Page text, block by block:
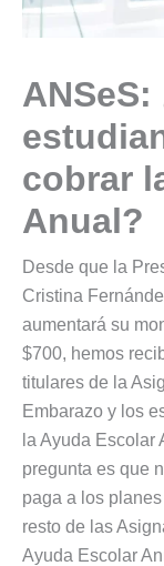
cobrar
Anual?
Desde que la
Cristina
aumentará su
$700, hemos
titulares de la
Embarazo y los
la Ayuda Escolar
pregunta es que
paga a los
resto de las
Ayuda Escolar